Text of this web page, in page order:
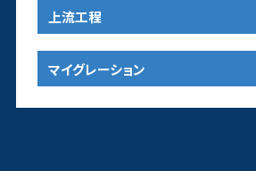
上流工程
マイグレーション